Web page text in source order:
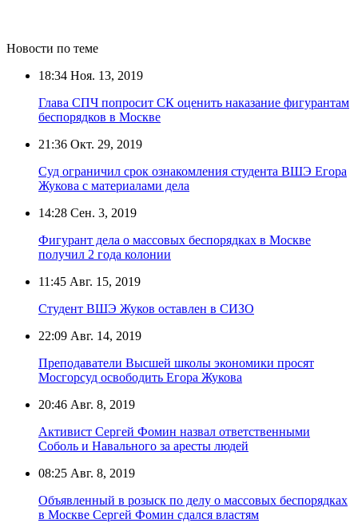
Новости по теме
18:34 Ноя. 13, 2019
Глава СПЧ попросит СК оценить наказание фигурантам
беспорядков в Москве
21:36 Окт. 29, 2019
Суд ограничил срок ознакомления студента ВШЭ Егора
Жукова с материалами дела
14:28 Сен. 3, 2019
Фигурант дела о массовых беспорядках в Москве
получил 2 года колонии
11:45 Авг. 15, 2019
Студент ВШЭ Жуков оставлен в СИЗО
22:09 Авг. 14, 2019
Преподаватели Высшей школы экономики просят
Мосгорсуд освободить Егора Жукова
20:46 Авг. 8, 2019
Активист Сергей Фомин назвал ответственными
Соболь и Навального за аресты людей
08:25 Авг. 8, 2019
Объявленный в розыск по делу о массовых беспорядках
в Москве Сергей Фомин сдался властям